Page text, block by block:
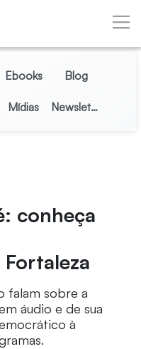
Ebooks Blog
Mídias Newsletter
conheça
falam sobre a
áudio e de sua
à